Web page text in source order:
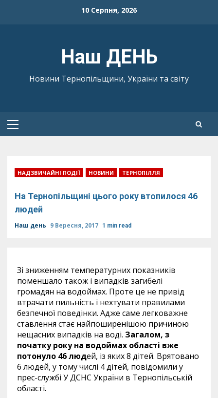
10 Серпня, 2026
Наш ДЕНЬ
Новини Тернопільщини, України та світу
Primary
НАДЗВИЧАЙНІ ПОДІЇ НОВИНИ ТЕРНОПІЛЛЯ
На Тернопільщині цього року втопилося 46
людей
Наш день 9 Вересня, 2017 1 min read
Зі зниженням температурних показників
поменшало також і випадків загибелі
громадян на водоймах. Проте це не привід
втрачати пильність і нехтувати правилами
безпечної поведінки. Адже саме легковажне
ставлення стає найпоширенішою причиною
нещасних випадків на воді. Загалом, з
початку року на водоймах області вже
потонуло 46 людей, із яких 8 дітей. Врятовано
6 людей, у тому числі 4 дітей, повідомили у
прес-службі У ДСНС України в Тернопільській
області.